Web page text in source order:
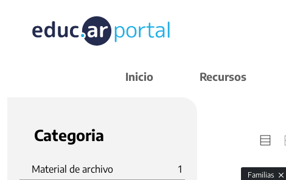
Inicio Recursos
Categoria
Material de archivo 1 Familias